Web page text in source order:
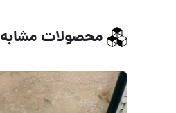
محصولات مشابه